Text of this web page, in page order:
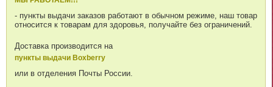
- пункты выдачи заказов работают в обычном режиме, наш товар
относится к товарам для здоровья, получайте без ограничений.
Доставка производится на
пункты выдачи Boxberry
или в отделения Почты России.